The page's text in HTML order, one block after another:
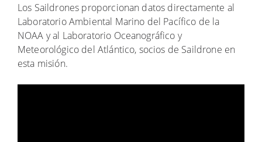
Los Saildrones proporcionan datos directamente al
Laboratorio Ambiental Marino del Pacífico de la
NOAA y al Laboratorio Oceanográfico y
Meteorológico del Atlántico, socios de Saildrone en
esta misión.